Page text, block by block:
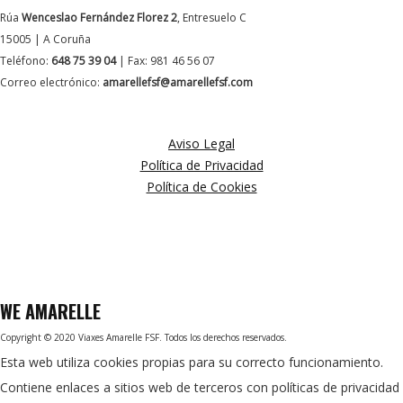
Rúa Wenceslao Fernández Florez 2, Entresuelo C
15005 | A Coruña
Teléfono: 648 75 39 04| Fax: 981 46 56 07
Correo electrónico: amarellefsf@amarellefsf.com
Aviso Legal
Política de Privacidad
Política de Cookies
WEAMARELLE
Copyright © 2020 Viaxes Amarelle FSF. Todos los derechos reservados.
Esta web utiliza cookies propias para su correcto funcionamiento.
Contiene enlaces a sitios web de terceros con políticas de privacidad